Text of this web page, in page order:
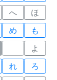
へ
ほ
め
も
よ
れ
ろ